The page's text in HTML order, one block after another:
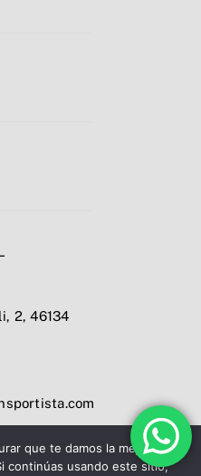
2, 46134
que te damos la mejor
continúas usando este sitio,